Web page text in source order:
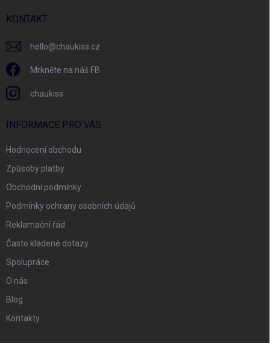
KONTAKT
hello@chaukiss.cz
Mrkněte na náš FB
chaukiss
INFORMACE PRO VÁS
Hodnocení obchodu
Způsoby platby
Obchodní podmínky
Podmínky ochrany osobních údajů
Reklamační řád
Často kladené dotazy
Spolupráce
O nás
Blog
Kontakty